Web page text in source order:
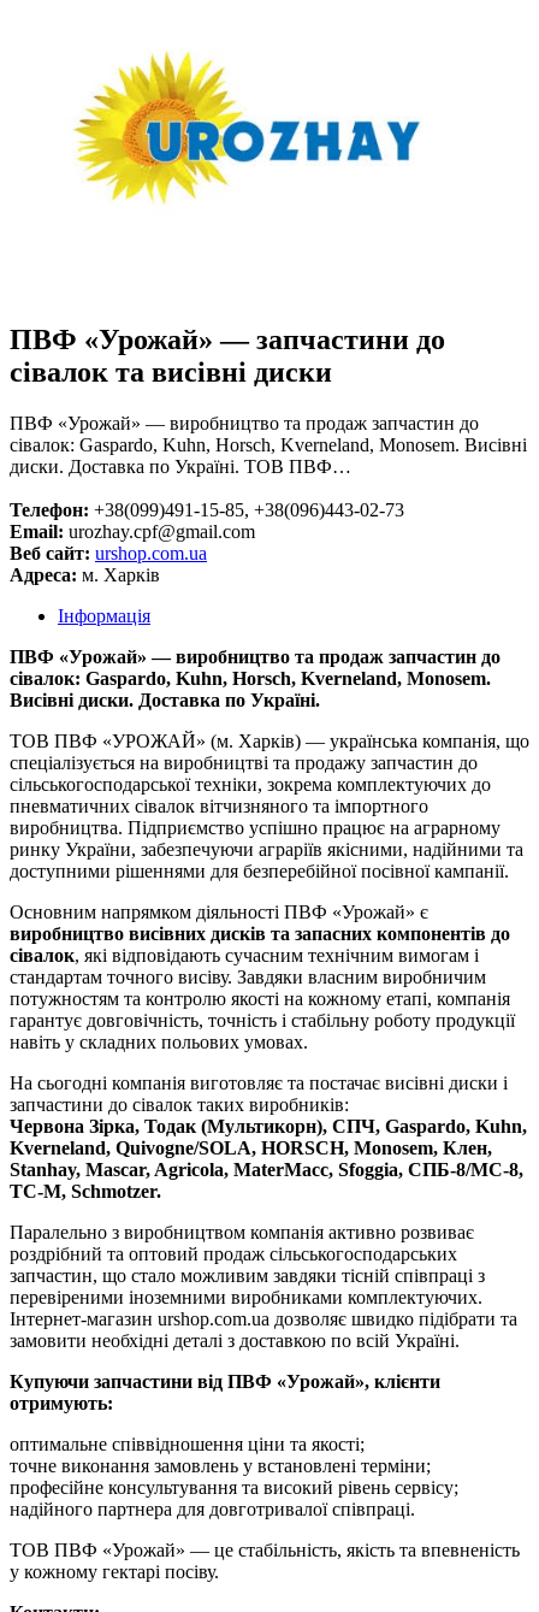
ПВФ «Урожай» — запчастини до
сівалок та висівні диски
ПВФ «Урожай» — виробництво та продаж запчастин до
сівалок: Gaspardo, Kuhn, Horsch, Kverneland, Monosem. Висівні
диски. Доставка по Україні. ТОВ ПВФ…
Телефон: +38(099)491-15-85, +38(096)443-02-73
Email: urozhay.cpf@gmail.com
Веб сайт: urshop.com.ua
Адреса: м. Харків
Інформація
ПВФ «Урожай» — виробництво та продаж запчастин до
сівалок: Gaspardo, Kuhn, Horsch, Kverneland, Monosem.
Висівні диски. Доставка по Україні.
ТОВ ПВФ «УРОЖАЙ» (м. Харків) — українська компанія, що
спеціалізується на виробництві та продажу запчастин до
сільськогосподарської техніки, зокрема комплектуючих до
пневматичних сівалок вітчизняного та імпортного
виробництва. Підприємство успішно працює на аграрному
ринку України, забезпечуючи аграріїв якісними, надійними та
доступними рішеннями для безперебійної посівної кампанії.
Основним напрямком діяльності ПВФ «Урожай» є
виробництво висівних дисків та запасних компонентів до
сівалок, які відповідають сучасним технічним вимогам і
стандартам точного висіву. Завдяки власним виробничим
потужностям та контролю якості на кожному етапі, компанія
гарантує довговічність, точність і стабільну роботу продукції
навіть у складних польових умовах.
На сьогодні компанія виготовляє та постачає висівні диски і
запчастини до сівалок таких виробників:
Червона Зірка, Тодак (Мультикорн), СПЧ, Gaspardo, Kuhn,
Kverneland, Quivogne/SOLA, HORSCH, Monosem, Клен,
Stanhay, Mascar, Agricola, MaterMacc, Sfoggia, СПБ-8/МС-8,
ТС-М, Schmotzer.
Паралельно з виробництвом компанія активно розвиває
роздрібний та оптовий продаж сільськогосподарських
запчастин, що стало можливим завдяки тісній співпраці з
перевіреними іноземними виробниками комплектуючих.
Інтернет-магазин urshop.com.ua дозволяє швидко підібрати та
замовити необхідні деталі з доставкою по всій Україні.
Купуючи запчастини від ПВФ «Урожай», клієнти
отримують:
оптимальне співвідношення ціни та якості;
точне виконання замовлень у встановлені терміни;
професійне консультування та високий рівень сервісу;
надійного партнера для довготривалої співпраці.
ТОВ ПВФ «Урожай» — це стабільність, якість та впевненість
у кожному гектарі посіву.